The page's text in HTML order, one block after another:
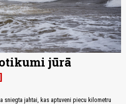
jūrā
sniegta jahtai, kas aptuveni piecu kilometru